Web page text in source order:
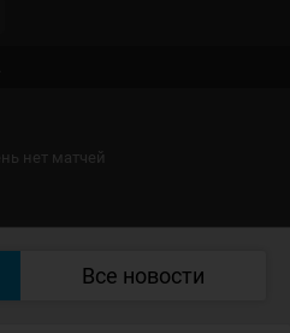
нет матчей
Все новости